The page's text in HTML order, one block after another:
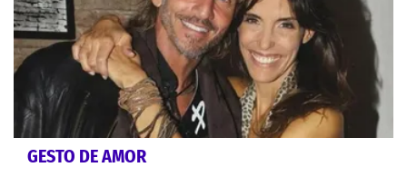
GESTO DE AMOR